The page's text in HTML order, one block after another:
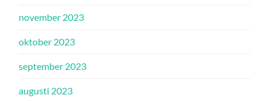
november 2023
oktober 2023
september 2023
augusti 2023